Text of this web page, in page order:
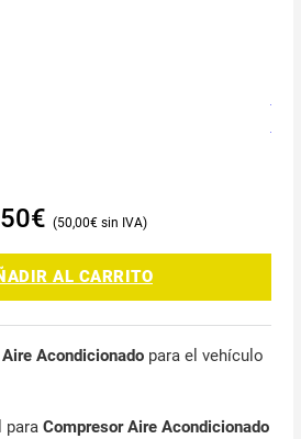
€ 50,00€
AL CARRITO
Acondicionadopara el vehículo
para Compresor Aire Acondicionado